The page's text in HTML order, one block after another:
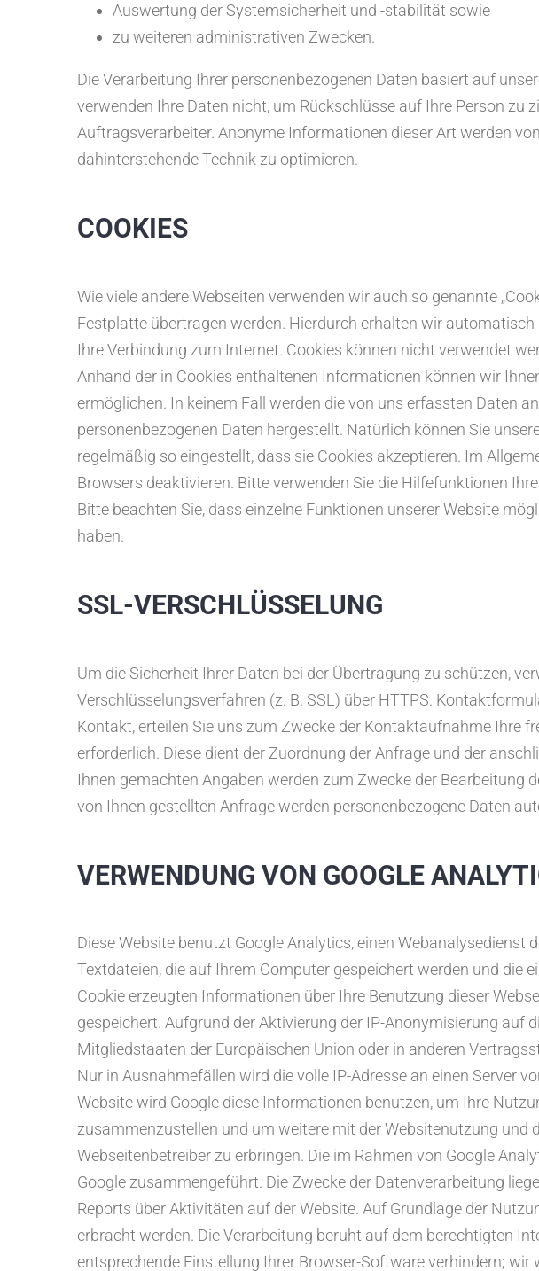
Auswertung der Systemsicherheit und -stabilität sowie
zu weiteren administrativen Zwecken.
Die Verarbeitung Ihrer personenbezogenen Daten basiert auf
verwenden Ihre Daten nicht, um Rückschlüsse auf Ihre Person zu
Auftragsverarbeiter. Anonyme Informationen dieser Art werden
dahinterstehende Technik zu optimieren.
COOKIES
Wie viele andere Webseiten verwenden wir auch so genannte
Festplatte übertragen werden. Hierdurch erhalten wir
Ihre Verbindung zum Internet. Cookies können nicht verwendet
Anhand der in Cookies enthaltenen Informationen können wir
ermöglichen. In keinem Fall werden die von uns erfassten Daten
personenbezogenen Daten hergestellt. Natürlich können Sie
regelmäßig so eingestellt, dass sie Cookies akzeptieren. Im
Browsers deaktivieren. Bitte verwenden Sie die Hilfefunktionen
Bitte beachten Sie, dass einzelne Funktionen unserer Website
haben.
SSL-VERSCHLÜSSELUNG
Um die Sicherheit Ihrer Daten bei der Übertragung zu schützen,
Verschlüsselungsverfahren (z. B. SSL) über HTTPS.
Kontakt, erteilen Sie uns zum Zwecke der Kontaktaufnahme Ihre
erforderlich. Diese dient der Zuordnung der Anfrage und der
Ihnen gemachten Angaben werden zum Zwecke der
von Ihnen gestellten Anfrage werden personenbezogene Daten
VERWENDUNG VON GOOGLE
Diese Website benutzt Google Analytics, einen Webanalysedienst
Textdateien, die auf Ihrem Computer gespeichert werden und die
Cookie erzeugten Informationen über Ihre Benutzung dieser
gespeichert. Aufgrund der Aktivierung der IP-Anonymisierung auf
Mitgliedstaaten der Europäischen Union oder in anderen
Nur in Ausnahmefällen wird die volle IP-Adresse an einen Server
Website wird Google diese Informationen benutzen, um Ihre
zusammenzustellen und um weitere mit der Websitenutzung und
Webseitenbetreiber zu erbringen. Die im Rahmen von Google
Google zusammengeführt. Die Zwecke der Datenverarbeitung
Reports über Aktivitäten auf der Website. Auf Grundlage der
erbracht werden. Die Verarbeitung beruht auf dem berechtigten
entsprechende Einstellung Ihrer Browser-Software verhindern;